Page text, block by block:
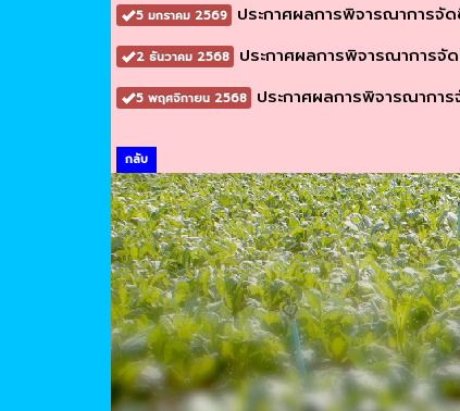
5 มกราคม 2569 ประกาศผลการพิจารณาการจั
2 ธันวาคม 2568 ประกาศผลการพิจารณาการจั
5 พฤศจิกายน 2568 ประกาศผลการพิจารณากา
กลับ